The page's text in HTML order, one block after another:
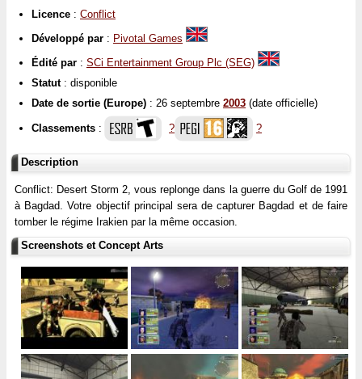
Licence : Conflict
Développé par : Pivotal Games
Édité par : SCi Entertainment Group Plc (SEG)
Statut: disponible
Date de sortie (Europe) : 26 septembre 2003 (date officielle)
Classements : ? ?
Description
Conflict: Desert Storm 2, vous replonge dans la guerre du Golf de 1991
à Bagdad. Votre objectif principal sera de capturer Bagdad et de faire
tomber le régime Irakien par la même occasion.
Screenshots et Concept Arts